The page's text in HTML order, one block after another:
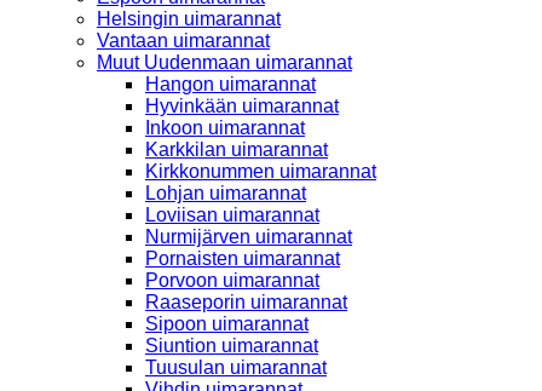
Helsingin uimarannat
Vantaan uimarannat
Muut Uudenmaan uimarannat
Hangon uimarannat
Hyvinkään uimarannat
Inkoon uimarannat
Karkkilan uimarannat
Kirkkonummen uimarannat
Lohjan uimarannat
Loviisan uimarannat
Nurmijärven uimarannat
Pornaisten uimarannat
Porvoon uimarannat
Raaseporin uimarannat
Sipoon uimarannat
Siuntion uimarannat
Tuusulan uimarannat